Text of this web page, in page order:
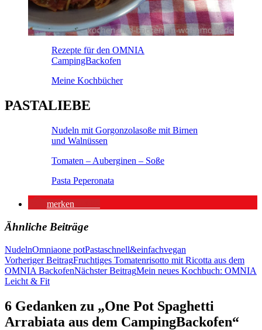
Rezepte für den OMNIA
CampingBackofen
Meine Kochbücher
PASTALIEBE
Nudeln mit Gorgonzolasoße mit Birnen
und Walnüssen
Tomaten – Auberginen – Soße
Pasta Peperonata
merken
Ähnliche Beiträge
NudelnOmniaone potPastaschnell&einfachvegan
Beitragsnavigation
Vorheriger BeitragFruchtiges Tomatenrisotto mit Ricotta aus dem
OMNIA BackofenNächster BeitragMein neues Kochbuch: OMNIA
Leicht & Fit
6 Gedanken zu „One Pot Spaghetti
Arrabiata aus dem CampingBackofen“